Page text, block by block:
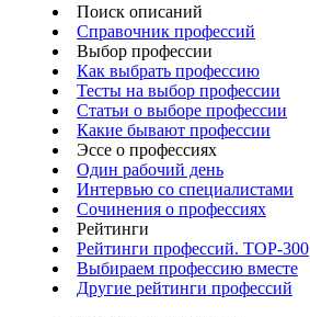
Поиск описаний
Справочник профессий
Выбор профессии
Как выбрать профессию
Тесты на выбор профессии
Статьи о выборе профессии
Какие бывают профессии
Эссе о профессиях
Один рабочий день
Интервью со специалистами
Сочинения о профессиях
Рейтинги
Рейтинги профессий. TOP-300
Выбираем профессию вместе
Другие рейтинги профессий